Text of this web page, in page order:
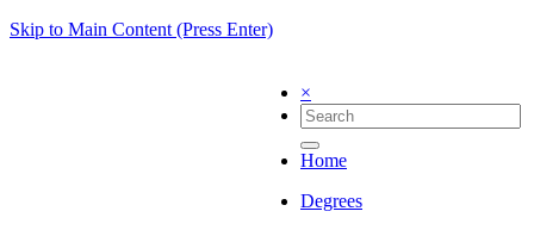
Skip to Main Content (Press Enter)
×
Home
Degrees